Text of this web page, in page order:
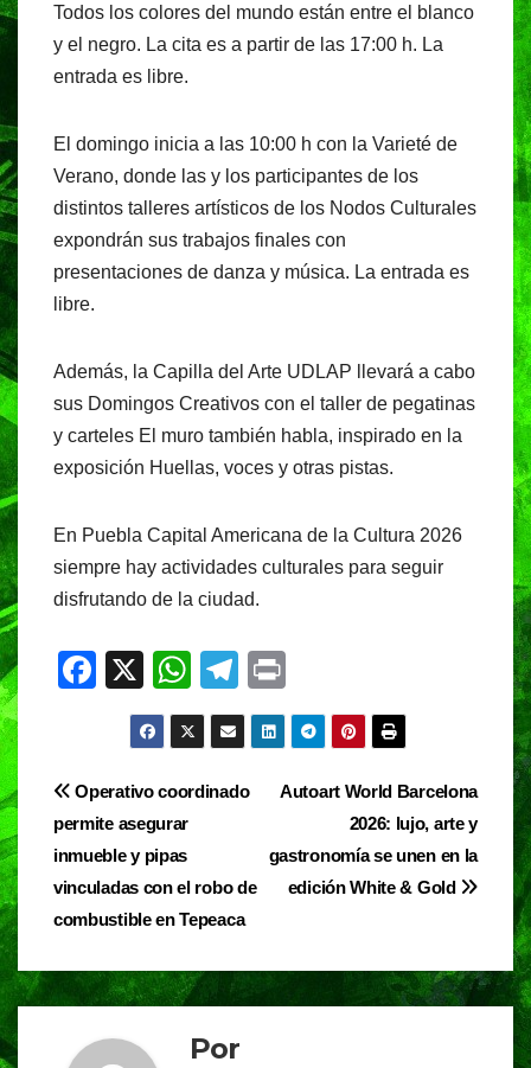
Todos los colores del mundo están entre el blanco
y el negro. La cita es a partir de las 17:00 h. La
entrada es libre.
El domingo inicia a las 10:00 h con la Varieté de
Verano, donde las y los participantes de los
distintos talleres artísticos de los Nodos Culturales
expondrán sus trabajos finales con
presentaciones de danza y música. La entrada es
libre.
Además, la Capilla del Arte UDLAP llevará a cabo
sus Domingos Creativos con el taller de pegatinas
y carteles El muro también habla, inspirado en la
exposición Huellas, voces y otras pistas.
En Puebla Capital Americana de la Cultura 2026
siempre hay actividades culturales para seguir
disfrutando de la ciudad.
F
e
b
o
o
k
X
W
h
at
s
p
T
el
e
gr
m
in
t
Navegación
de
entradas
Autoart World Barcelona
2026: lujo, arte y
gastronomía se unen en la
edición White & Gold
Operativo coordinado
permite asegurar
inmueble y pipas
vinculadas con el robo de
combustible en Tepeaca
Por